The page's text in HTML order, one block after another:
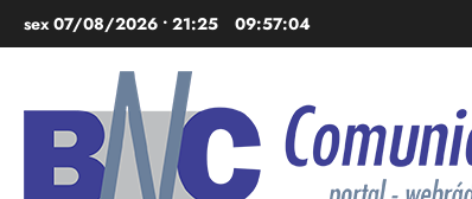
para
sex 07/08/2026 • 21:25 09:57:06